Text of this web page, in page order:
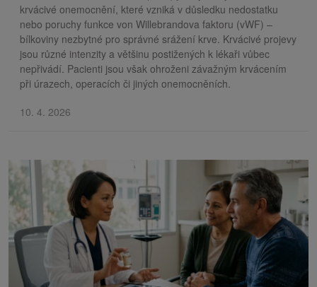
krvácivé onemocnění, které vzniká v důsledku nedostatku
nebo poruchy funkce von Willebrandova faktoru (vWF) –
bílkoviny nezbytné pro správné srážení krve. Krvácivé projevy
jsou různé intenzity a většinu postižených k lékaři vůbec
nepřivádí. Pacienti jsou však ohroženi závažným krvácením
při úrazech, operacích či jiných onemocněních.
10. 4. 2026